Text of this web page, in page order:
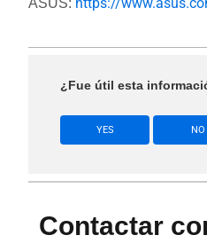
ASUS:
¿Fue útil esta
YES NO
Contactar